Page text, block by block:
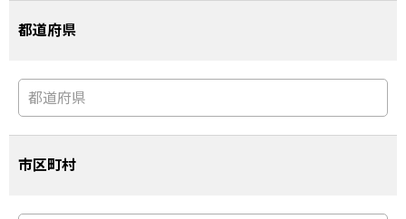
都道府県
市区町村